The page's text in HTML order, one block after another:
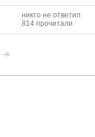
никто не ответил
814 прочитали